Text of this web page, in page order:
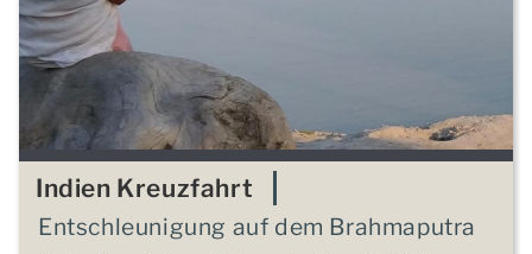
Indien Kreuzfahrt
Entschleunigung auf dem Brahmaputra